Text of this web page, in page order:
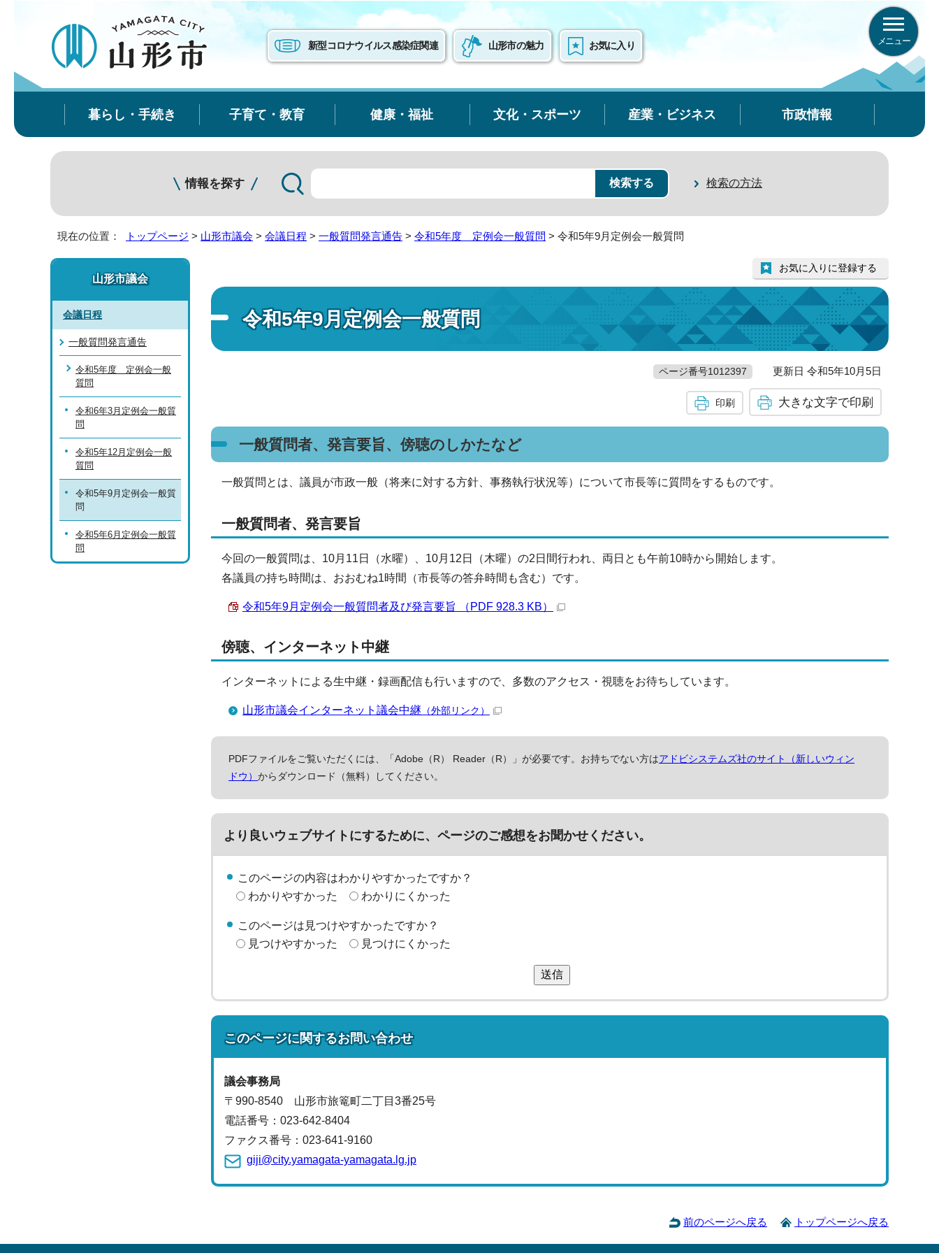
新型コロナウイルス感染症関連 山形市の魅力 お気に入り メニュー
暮らし・手続き 子育て・教育 健康・福祉 文化・スポーツ 産業・ビジネス 市政情報
情報を探す 検索の方法
現在の位置： トップページ > 山形市議会 > 会議日程 > 一般質問発言通告 > 令和5年度 定例会一般質問 > 令和5年9月定例会一般質問
令和5年9月定例会一般質問
お気に入りに登録する
ページ番号1012397 更新日 令和5年10月5日
印刷 大きな文字で印刷
一般質問者、発言要旨、傍聴のしかたなど
一般質問とは、議員が市政一般（将来に対する方針、事務執行状況等）について市長等に質問をするものです。
一般質問者、発言要旨
今回の一般質問は、10月11日（水曜）、10月12日（木曜）の2日間行われ、両日とも午前10時から開始します。
各議員の持ち時間は、おおむね1時間（市長等の答弁時間も含む）です。
令和5年9月定例会一般質問者及び発言要旨 （PDF 928.3 KB）
傍聴、インターネット中継
インターネットによる生中継・録画配信も行いますので、多数のアクセス・視聴をお待ちしています。
山形市議会インターネット議会中継 （外部リンク）
PDFファイルをご覧いただくには、「Adobe（R） Reader（R）」が必要です。お持ちでない方はアドビシステムズ社のサイト（新しいウィン
ドウ） からダウンロード（無料）してください。
より良いウェブサイトにするために、ページのご感想をお聞かせください。
このページの内容はわかりやすかったですか？
わかりやすかった
わかりにくかった
このページは見つけやすかったですか？
見つけやすかった
見つけにくかった
送信
このページに関するお問い合わせ
議会事務局
〒990-8540 山形市旅篭町二丁目3番25号
電話番号： 023-642-8404
ファクス番号：023-641-9160
giji@city.yamagata-yamagata.lg.jp
山形市議会
会議日程
一般質問発言通告
令和5年度 定例会一般
質問
令和6年3月定例会一般質
問
令和5年12月定例会一般
質問
令和5年9月定例会一般質
問
令和5年6月定例会一般質
問
前のページへ戻る トップページへ戻る